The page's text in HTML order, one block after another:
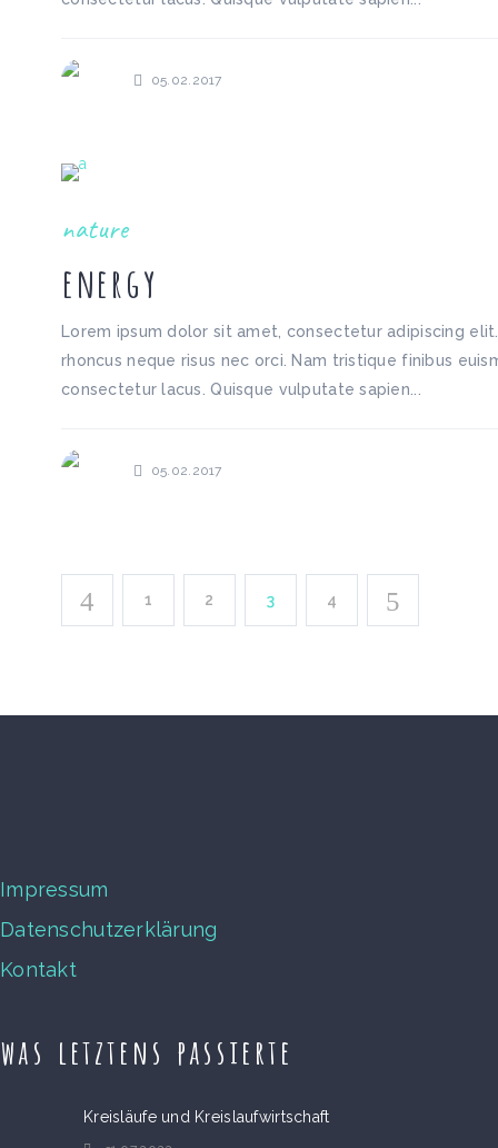
05.02.2017
nature
energy
Lorem ipsum dolor sit amet, consectetur adipiscing
rhoncus neque risus nec orci. Nam tristique finibus
consectetur lacus. Quisque vulputate sapien...
05.02.2017
1 2 3 4
Impressum
Datenschutzerklärung
Kontakt
was letztens passierte
Kreisläufe und Kreislaufwirtschaft